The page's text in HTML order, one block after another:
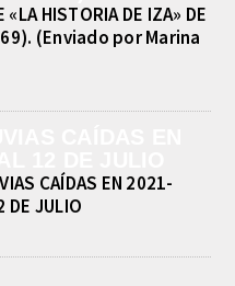
Troiano” brindó a la
detalles del gran festejo
«LA HISTORIA DE IZA» DE
(Enviado por Marina
CAÍDAS EN 2021-
DE JULIO